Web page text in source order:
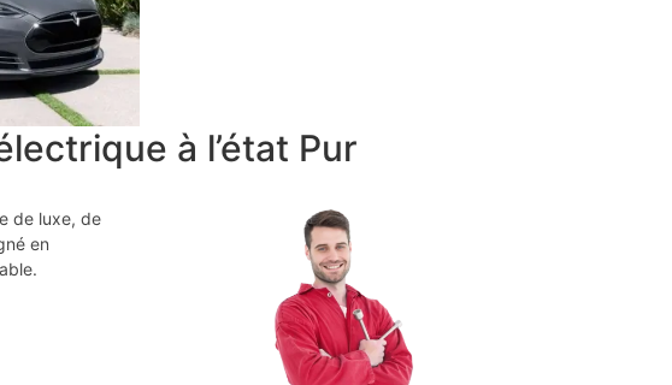
à l’état Pur
de luxe, de
en